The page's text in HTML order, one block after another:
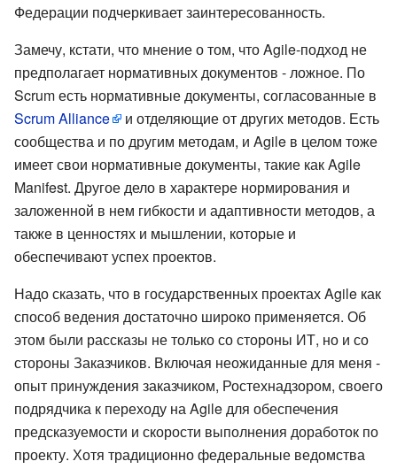
Федерации подчеркивает заинтересованность.
Замечу, кстати, что мнение о том, что Agile-подход не
предполагает нормативных документов - ложное. По
Scrum есть нормативные документы, согласованные в
Scrum Alliance
и отделяющие от других методов. Есть
сообщества и по другим методам, и Agile в целом тоже
имеет свои нормативные документы, такие как Agile
Manifest. Другое дело в характере нормирования и
заложенной в нем гибкости и адаптивности методов, а
также в ценностях и мышлении, которые и
обеспечивают успех проектов.
Надо сказать, что в государственных проектах Agile как
способ ведения достаточно широко применяется. Об
этом были рассказы не только со стороны ИТ, но и со
стороны Заказчиков. Включая неожиданные для меня -
опыт принуждения заказчиком, Ростехнадзором, своего
подрядчика к переходу на Agile для обеспечения
предсказуемости и скорости выполнения доработок по
проекту. Хотя традиционно федеральные ведомства